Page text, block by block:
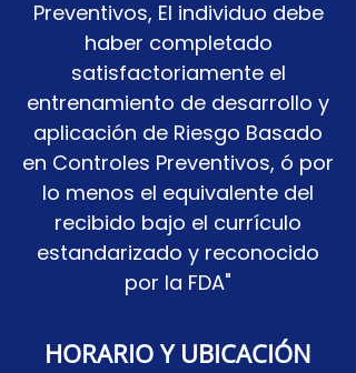
Preventivos, El individuo debe
haber completado
satisfactoriamente el
entrenamiento de desarrollo y
aplicación de Riesgo Basado
en Controles Preventivos, ó por
lo menos el equivalente del
recibido bajo el currículo
estandarizado y reconocido
por la FDA"
HORARIO Y UBICACIÓN